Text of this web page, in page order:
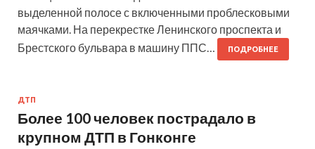
выделенной полосе с включенными проблесковыми
маячками. На перекрестке Ленинского проспекта и
Брестского бульвара в машину ППС…
ПОДРОБНЕЕ
ДТП
Более 100 человек пострадало в
крупном ДТП в Гонконге